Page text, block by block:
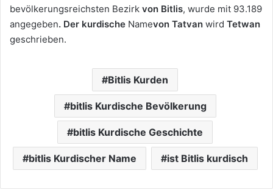
bevölkerungsreichsten Bezirk von Bitlis, wurde mit 93.189
angegeben. Der kurdische Namevon Tatvan wird Tetwan
geschrieben.
Bitlis Kurden
bitlis Kurdische Bevölkerung
bitlis Kurdische Geschichte
bitlis Kurdischer Name ist Bitlis kurdisch